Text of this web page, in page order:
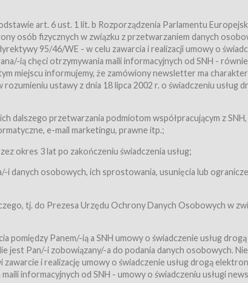
usług, o których mowa w ust. 2 pkt. 4 i 5 poniżej,
będących osobami fizycznymi.
świadczy Usługi drogą elektroniczną w rozumieniu
z 2002 r., Nr 144, poz. 1204, z późń. zm.). Usługi świadczone są
zamieszczanych w Serwisie,
ustawy z dnia 18 lipca 2002 r. o świadczeniu usług drogą
są nieodpłatnie.
art. 6 ust. 1 lit. b Rozporządzenia Parlamentu
osób fizycznych w związku z przetwarzaniem danych
95/46/WE - w celu zawarcia i realizacji umowy o
ią chęci otrzymywania maili informacyjnych od SNH -
miejscu informujemy, że zamówiony newsletter ma charakter
ustawy z dnia 18 lipca 2002 r. o świadczeniu usług
dalszego przetwarzania podmiotom współpracującym z
e-mail marketingu, prawne itp.;
okres 3 lat po zakończeniu świadczenia usług;
i danych osobowych, ich sprostowania, usunięcia lub
tj. do Prezesa Urzędu Ochrony Danych Osobowych w
pomiędzy Panem/-ią a SNH umowy o świadczenie usług drogą
jest Pan/-i zobowiązany/-a do podania danych osobowych.
i realizację umowy o świadczenie usług drogą
informacyjnych od SNH - umowy o świadczeniu usługi